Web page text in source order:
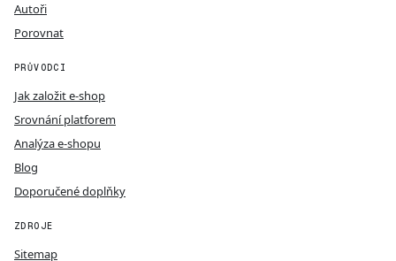
Autoři
Porovnat
PRŮVODCI
Jak založit e-shop
Srovnání platforem
Analýza e-shopu
Blog
Doporučené doplňky
ZDROJE
Sitemap